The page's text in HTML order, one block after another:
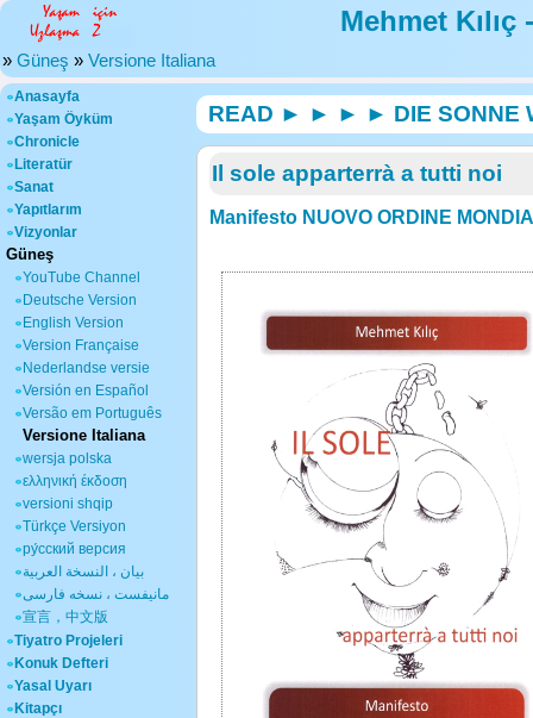
Mehmet
» Güneş » Versione Italiana
Anasayfa
Yaşam Öyküm
Chronicle
Literatür
Sanat
Yapıtlarım
Vizyonlar
Güneş
YouTube Channel
Deutsche Version
English Version
Version Française
Nederlandse versie
Versión en Español
Versão em Português
Versione Italiana
wersja polska
ελληνική έκδοση
versioni shqip
Türkçe Versiyon
ру́сский версия
بيان ، النسخة العربية
مانیفست ، نسخه فارسی
宣言，中文版
Tiyatro Projeleri
Konuk Defteri
Yasal Uyarı
Kitapçı
READ ► ► ► ► DIE SONNE
Il sole apparterrà a tutti noi
Manifesto NUOVO ORDINE